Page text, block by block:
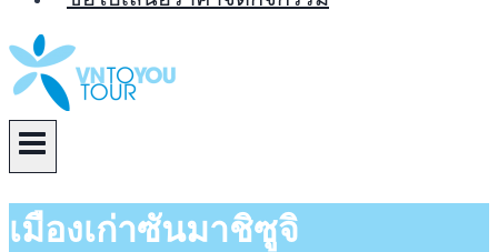
เมืองเก่าซันมาชิซูจิ